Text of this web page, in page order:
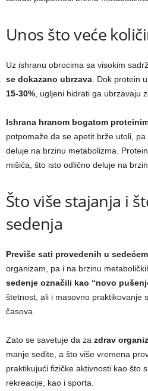
Unos što veće
Uz ishranu obrocima sa visokim
se dokazano ubrzava . Dok protein
15-30% , ugljeni hidrati ga ubrzavaju
Ishrana hranom bogatom
potpomaže da se apetit brže utoli,
deluje na brzinu metabolizma.
mišića, što isto odlično deluje na
Što više stajanja i
sedenja
Previše sati provedenih u
organizam, pa i na brzinu
sedenje označili kao “novo
štetnost, ali i masovno praktikovanje
časova.
Zato se savetuje da za zdrav
manje sedite, a što više vremena
praktikujući fizičke aktivnosti kao što
rekreacije, kao i sporta.